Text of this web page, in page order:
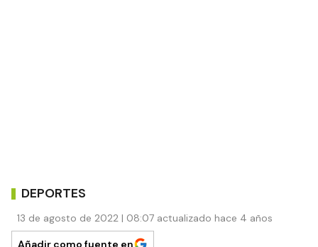
DEPORTES
13 de agosto de 2022 | 08:07 actualizado hace 4 años
Añadir como fuente en